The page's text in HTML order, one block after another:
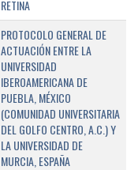
RETINA
PROTOCOLO GENERAL DE
ACTUACIÓN ENTRE LA
UNIVERSIDAD
IBEROAMERICANA DE
PUEBLA, MÉXICO
(COMUNIDAD UNIVERSITARIA
DEL GOLFO CENTRO, A.C.) Y
LA UNIVERSIDAD DE
MURCIA, ESPAÑA